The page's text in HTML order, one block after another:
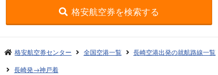
格安航空券を検索する
格安航空券センター 全国空港一覧
長崎空港出発の就航路線一覧
長崎発→神戸着